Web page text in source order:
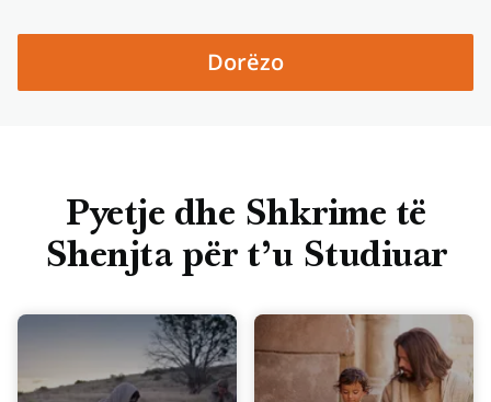
telefonit
Dorëzo
Pyetje dhe Shkrime të
Shenjta për t’u Studiuar